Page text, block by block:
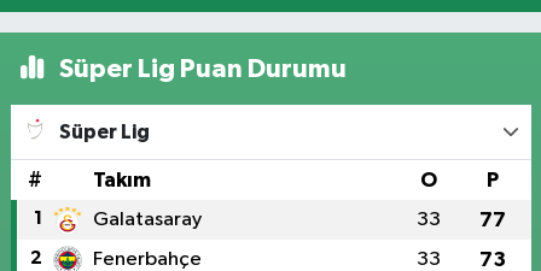
Süper Lig Puan Durumu
Süper Lig
# Takım O P
1 Galatasaray 33 77
2 Fenerbahçe 33 73